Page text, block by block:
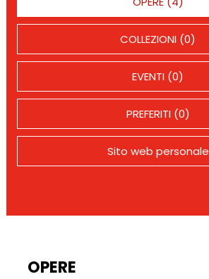
COLLEZIONI (0)
EVENTI (0)
PREFERITI (0)
Sito web personale
OPERE